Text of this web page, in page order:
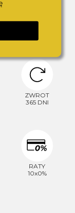
ZWROT
365 DNI
RATY
10x0%